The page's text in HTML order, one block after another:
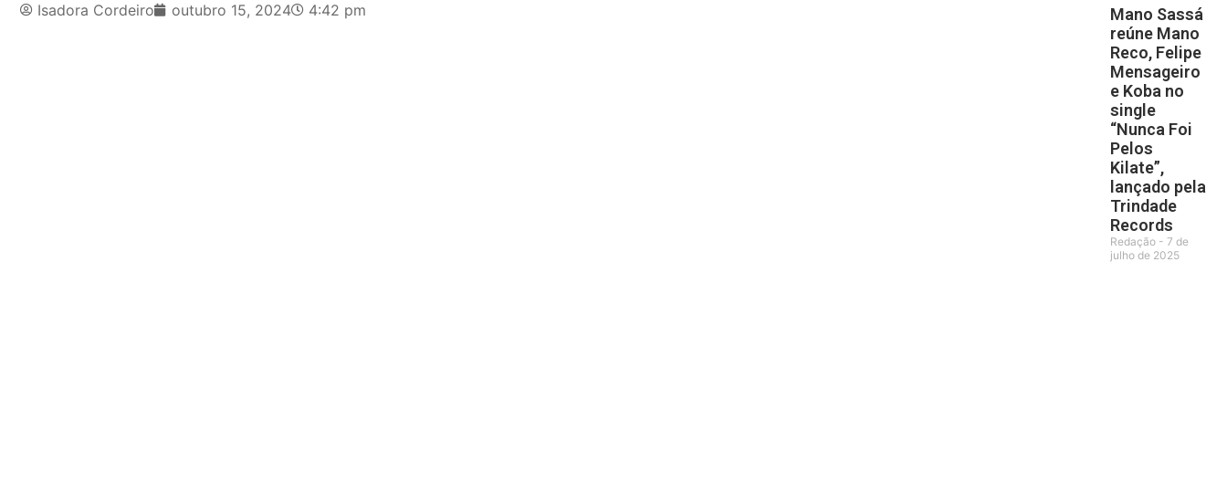
Isadora Cordeiro
outubro 15, 2024 4:42 pm
Mano Sassá
reúne Mano
Reco, Felipe
Mensageiro
e Koba no
single
“Nunca Foi
Pelos
Kilate”,
lançado pela
Trindade
Records
Redação
7 de
julho de 2025